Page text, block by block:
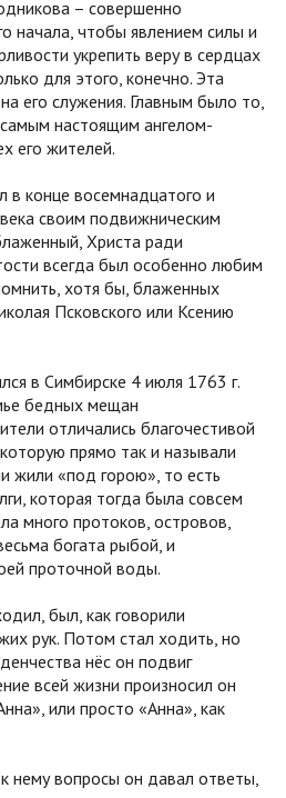
– совершенно
начала, чтобы явлением силы и
укрепить веру в сердцах
для этого, конечно. Эта
его служения. Главным было то,
настоящим ангелом-
его жителей.
в конце восемнадцатого и
своим подвижническим
Христа ради
всегда был особенно любим
хотя бы, блаженных
Псковского или Ксению
в Симбирске 4 июля 1763 г.
бедных мещан
отличались благочестивой
прямо так и называли
жили «под горою», то есть
которая тогда была совсем
много протоков, островов,
богата рыбой, и
проточной воды.
был, как говорили
рук. Потом стал ходить, но
нёс он подвиг
всей жизни произносил он
или просто «Анна», как
нему вопросы он давал ответы,